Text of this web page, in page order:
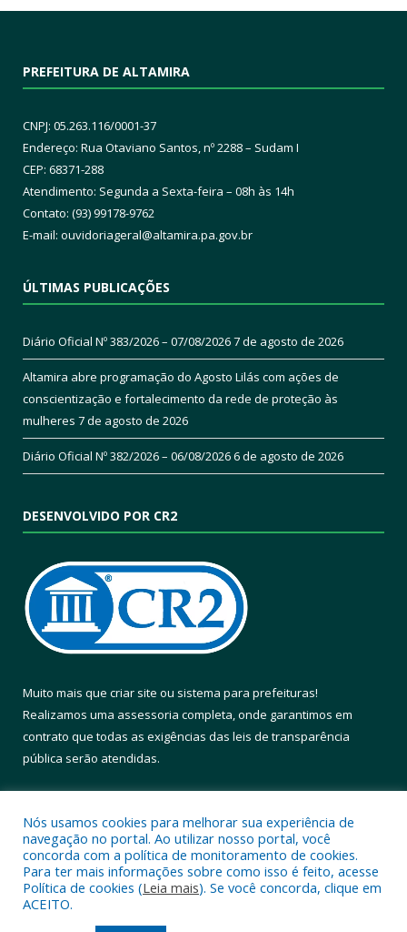
PREFEITURA DE ALTAMIRA
CNPJ: 05.263.116/0001-37
Endereço: Rua Otaviano Santos, nº 2288 – Sudam I
CEP: 68371-288
Atendimento: Segunda a Sexta-feira – 08h às 14h
Contato: (93) 99178-9762
E-mail: ouvidoriageral@altamira.pa.gov.br
ÚLTIMAS PUBLICAÇÕES
Diário Oficial Nº 383/2026 – 07/08/20267 de agosto de 2026
Altamira abre programação do Agosto Lilás com ações de
conscientização e fortalecimento da rede de proteção às
mulheres 7 de agosto de 2026
Diário Oficial Nº 382/2026 – 06/08/20266 de agosto de 2026
DESENVOLVIDO POR CR2
Muito mais que criar site ou sistema para prefeituras!
Realizamos uma assessoria completa, onde garantimos em
contrato que todas as exigências das leis de transparência
pública serão atendidas.
Todos os direitos reservados a Prefeitura Municipal de Altamira.
Nós usamos cookies para melhorar sua experiência de
navegação no portal. Ao utilizar nosso portal, você
concorda com a política de monitoramento de cookies.
Para ter mais informações sobre como isso é feito, acesse
Política de cookies (Leia mais). Se você concorda, clique em
ACEITO.